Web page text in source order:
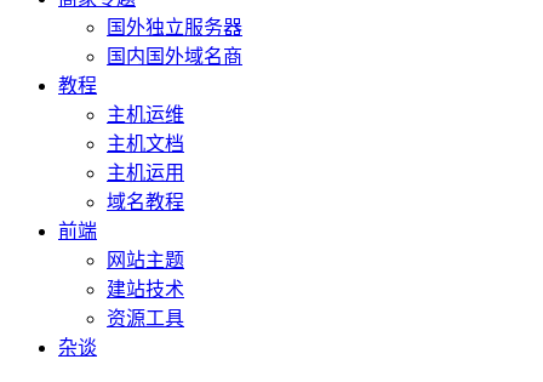
国外独立服务器
国内国外域名商
教程
主机运维
主机文档
主机运用
域名教程
前端
网站主题
建站技术
资源工具
杂谈